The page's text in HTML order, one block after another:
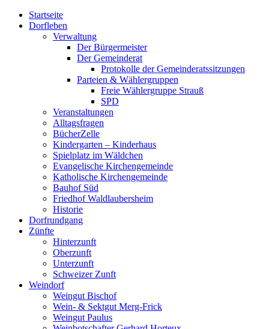
oben
scrollen
Startseite
Dorfleben
Verwaltung
Der Bürgermeister
Der Gemeinderat
Protokolle der Gemeinderatssitzungen
Parteien & Wählergruppen
Freie Wählergruppe Strauß
SPD
Veranstaltungen
Alltagsfragen
BücherZelle
Kindergarten – Kinderhaus
Spielplatz im Wäldchen
Evangelische Kirchengemeinde
Katholische Kirchengemeinde
Bauhof Süd
Friedhof Waldlaubersheim
Historie
Dorfrundgang
Zünfte
Hinterzunft
Oberzunft
Unterzunft
Schweizer Zunft
Weindorf
Weingut Bischof
Wein- & Sektgut Merg-Frick
Weingut Paulus